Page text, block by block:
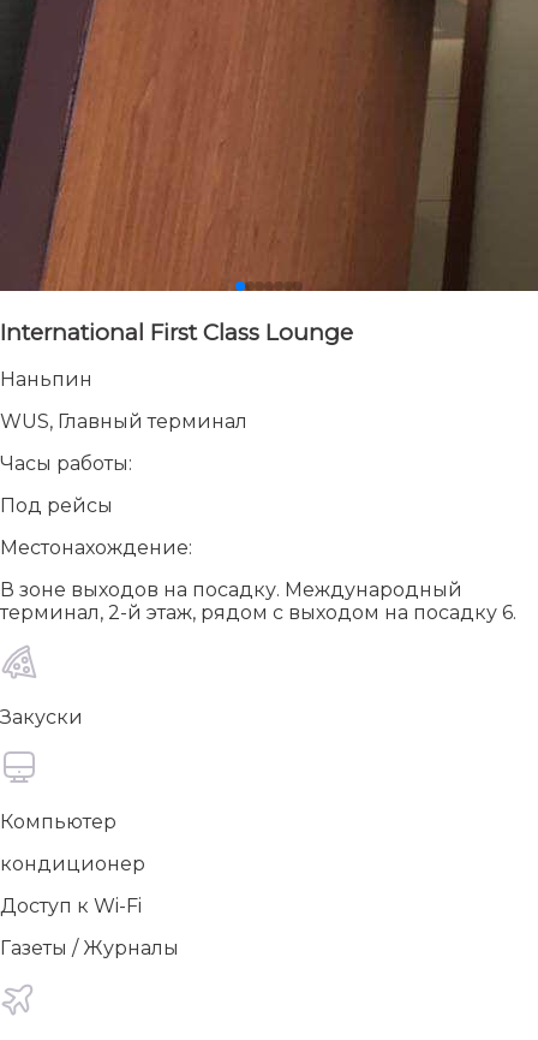
International First Class Lounge
Наньпин
WUS, Главный терминал
Часы работы:
Под рейсы
Местонахождение:
В зоне выходов на посадку. Международный
терминал, 2-й этаж, рядом с выходом на посадку 6.
Закуски
Компьютер
кондиционер
Доступ к Wi-Fi
Газеты / Журналы